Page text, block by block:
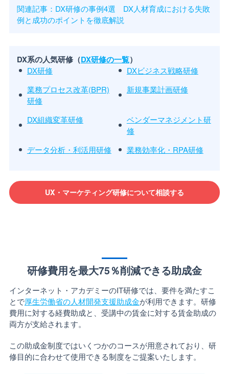
関連記事：DX研修の事例4選 DX人材育成における失敗
例と成功のポイントを徹底解説
DX系の人気研修（DX研修の一覧）
DX研修
DXビジネス戦略研修
業務プロセス改革(BPR)
研修
新規事業計画研修
DX組織変革研修
ベンダーマネジメント研
修
データ分析・利活用研修
業務効率化・RPA研修
UX・マーケティング研修について相談する
研修費用を最大75％削減できる助成金
インターネット・アカデミーのIT研修では、要件を満たすこ
とで厚生労働省の人材開発支援助成金が利用できます。研修
費用に対する経費助成と、受講中の賃金に対する賃金助成の
両方が支給されます。
この助成金制度ではいくつかのコースが用意されており、研
修目的に合わせて使用できる制度をご提案いたします。